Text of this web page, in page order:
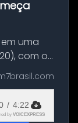
uma
com o
e
/ 4:22
by VOICEXPRESS